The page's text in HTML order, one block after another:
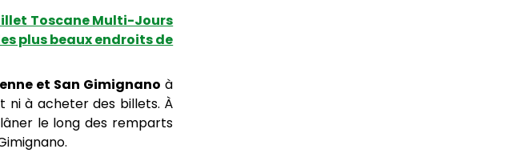
Toscane Multi-Jours
plus beaux endroits de
et San Gimignano à
ni à acheter des billets. À
le long des remparts